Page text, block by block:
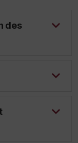
des